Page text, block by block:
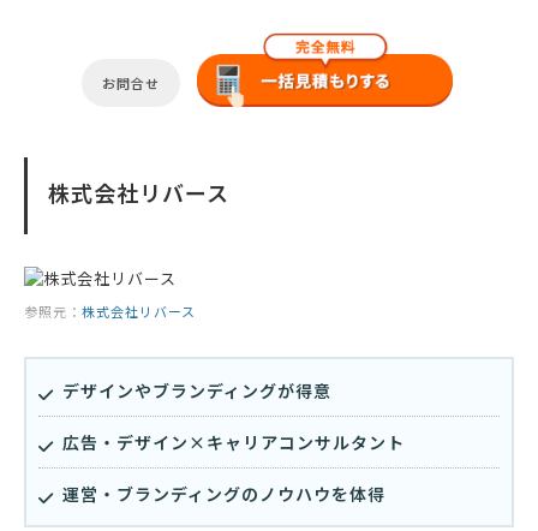
お問合せ
株式会社リバース
参照元： 株式会社リバース
デザインやブランディングが得意
広告・デザイン×キャリアコンサルタント
運営・ブランディングのノウハウを体得